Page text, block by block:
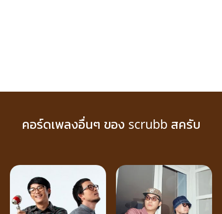
คอร์ดเพลงอื่นๆ ของ scrubb สครับ